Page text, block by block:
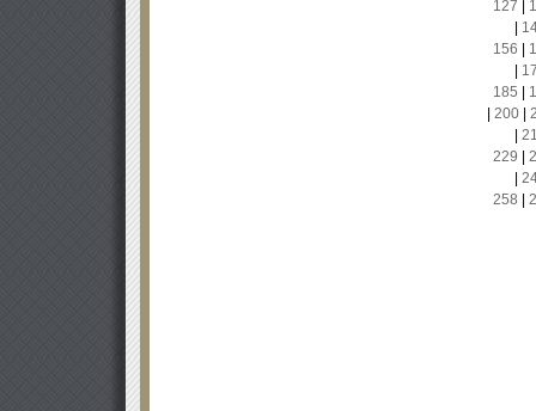
127
156
185
200|
229
258